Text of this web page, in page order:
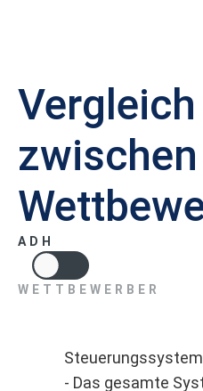
Vergleich
ADH
WETTBEWERBER
Steuerungssystem
- Das gesamte